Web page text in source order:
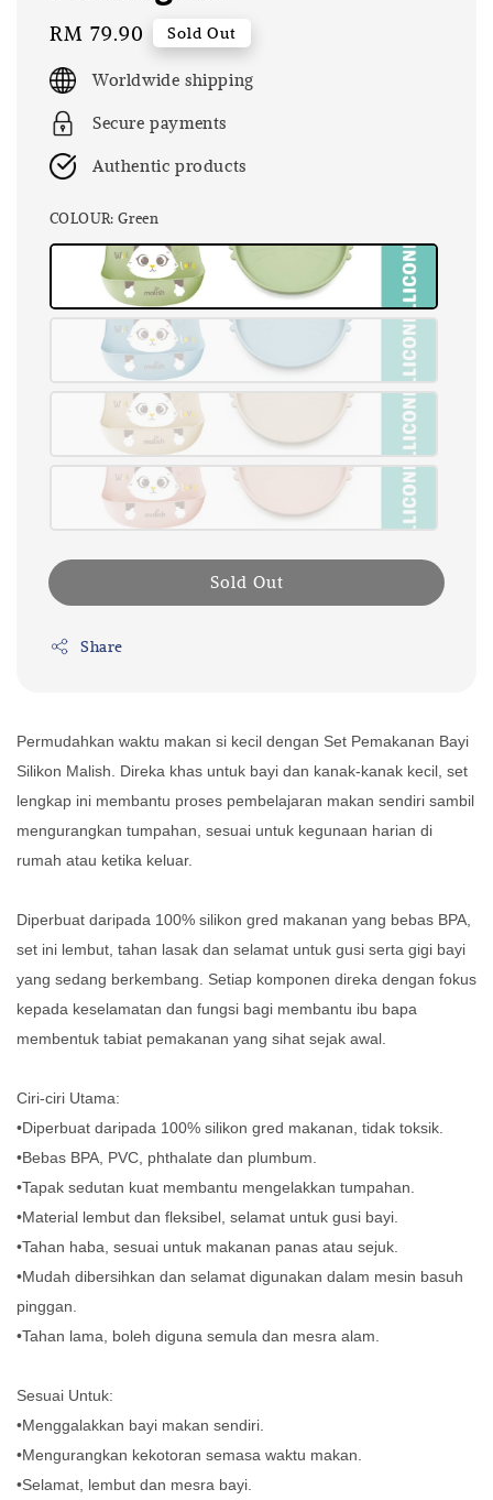
Regular
price
RM 79.90 Sold Out
Worldwide shipping
Secure payments
Authentic products
COLOUR: Green
Sold Out
Share
Permudahkan waktu makan si kecil dengan Set Pemakanan Bayi
Silikon Malish. Direka khas untuk bayi dan kanak-kanak kecil, set
lengkap ini membantu proses pembelajaran makan sendiri sambil
mengurangkan tumpahan, sesuai untuk kegunaan harian di
rumah atau ketika keluar.
Diperbuat daripada 100% silikon gred makanan yang bebas BPA,
set ini lembut, tahan lasak dan selamat untuk gusi serta gigi bayi
yang sedang berkembang. Setiap komponen direka dengan fokus
kepada keselamatan dan fungsi bagi membantu ibu bapa
membentuk tabiat pemakanan yang sihat sejak awal.
Ciri-ciri Utama:
•Diperbuat daripada 100% silikon gred makanan, tidak toksik.
•Bebas BPA, PVC, phthalate dan plumbum.
•Tapak sedutan kuat membantu mengelakkan tumpahan.
•Material lembut dan fleksibel, selamat untuk gusi bayi.
•Tahan haba, sesuai untuk makanan panas atau sejuk.
•Mudah dibersihkan dan selamat digunakan dalam mesin basuh
pinggan.
•Tahan lama, boleh diguna semula dan mesra alam.
Sesuai Untuk:
•Menggalakkan bayi makan sendiri.
•Mengurangkan kekotoran semasa waktu makan.
•Selamat, lembut dan mesra bayi.